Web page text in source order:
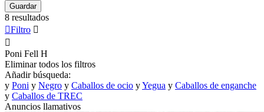
Guardar
8 resultados
Filtro 

Poni Fell H
Eliminar todos los filtros
Añadir búsqueda:
y Poni y Negro y Caballos de ocio yYegua y Caballos de enganche
y Caballos de TREC
Anuncios llamativos